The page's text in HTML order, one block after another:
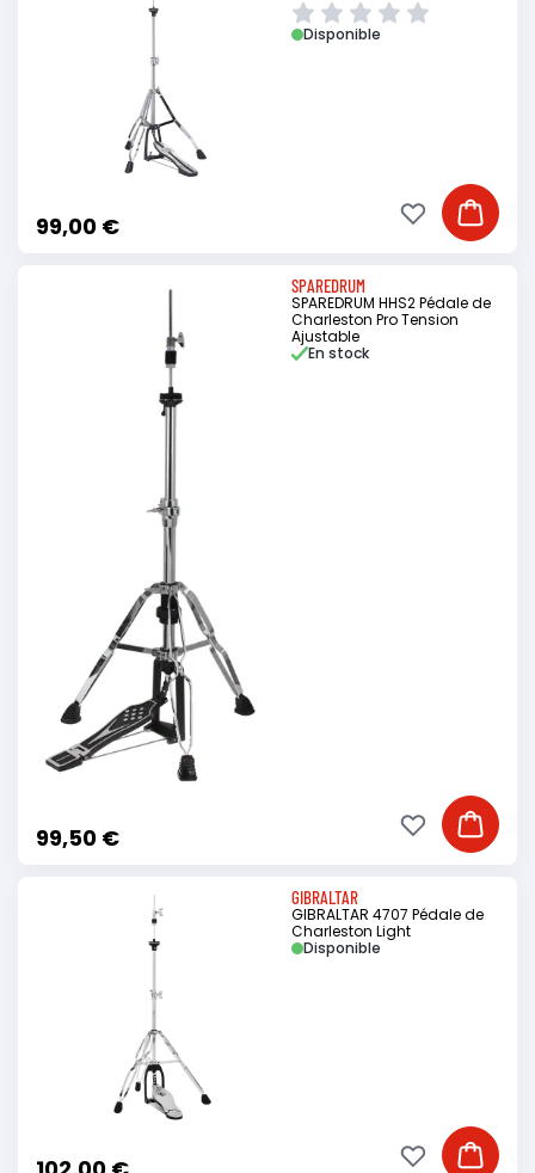
99,00 €
Disponible
Ajouter
Ajouter à ma
SPAREDRUM
SPAREDRUM HHS2 Pédale de
Charleston Pro Tension
Ajustable
99,50 €
En stock
Ajouter
Ajouter à ma
GIBRALTAR
GIBRALTAR 4707 Pédale de
Charleston Light
Disponible
Ajouter
Ajouter à ma